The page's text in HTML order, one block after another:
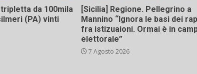
da 100mila
(PA) vinti
[Sicilia] Regione. Pellegrino a
Mannino “Ignora le basi dei
fra istizuaioni. Ormai è in
elettorale”
7 Agosto 2026